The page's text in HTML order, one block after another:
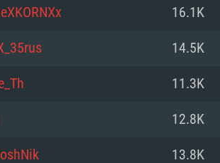
로드밴드 인터넷
간: 22.1 GB (최소 클라
이와 비슷한 성능을 가지
최소 해상도: 720p
로드밴드 인터넷
간: 22.1 GB (최소 클라
능을 가지며 최신 그래픽
(6개월 미만; 최소사양
16.1K
14.5K
11.3K
12.8K
13.8K